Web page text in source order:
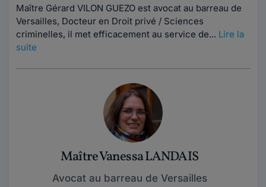
Maître Gérard VILON GUEZO est avocat au barreau de
Versailles, Docteur en Droit privé / Sciences
criminelles, il met efficacement au service de... Lire la
suite
Maître Vanessa LANDAIS
Avocat au barreau de Versailles